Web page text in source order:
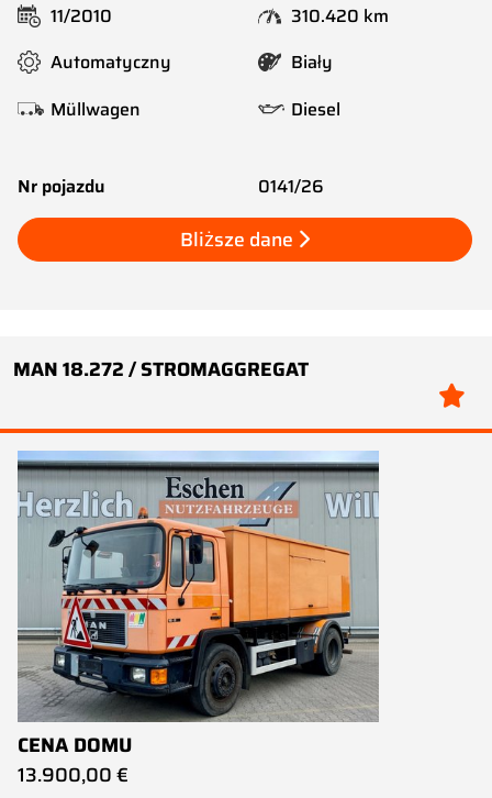
11/2010
310.420 km
Automatyczny
Biały
Müllwagen
Diesel
Nr pojazdu 0141/26
Bliższe dane
MAN 18.272 / STROMAGGREGAT
CENA DOMU
13.900,00 €